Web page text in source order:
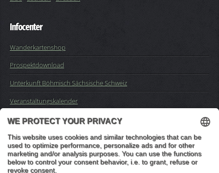
Infocenter
Wanderkartenshop
Prospektdownload
Unterkunft Böhmisch Sächsische Schweiz
Veranstaltungskalender
Impressum
Buchungsanfrage